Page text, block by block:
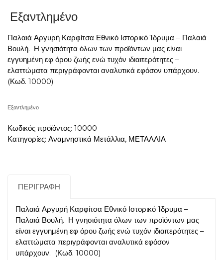
Εξαντλημένο
Παλαιά Αργυρή Καρφίτσα Εθνικό Ιστορικό Ίδρυμα – Παλαιά
Βουλή. Η γνησιότητα όλων των προϊόντων μας είναι
εγγυημένη εφ όρου ζωής ενώ τυχόν ιδιαιτερότητες –
ελαττώματα περιγράφονται αναλυτικά εφόσον υπάρχουν.
(Κωδ. 10000)
Εξαντλημένο
Κωδικός προϊόντος: 10000
Κατηγορίες: Αναμνηστικά Μετάλλια, ΜΕΤΑΛΛΙΑ
ΠΕΡΙΓΡΑΦΉ
Παλαιά Αργυρή Καρφίτσα Εθνικό Ιστορικό Ίδρυμα –
Παλαιά Βουλή. Η γνησιότητα όλων των προϊόντων μας
είναι εγγυημένη εφ όρου ζωής ενώ τυχόν ιδιαιτερότητες –
ελαττώματα περιγράφονται αναλυτικά εφόσον
υπάρχουν. (Κωδ. 10000)